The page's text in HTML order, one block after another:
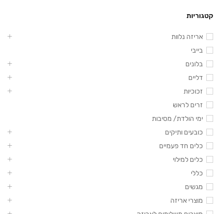
קטגוריות
אריזה נלוות
בייבי
בלונים
דליים
זכוכיות
זרים לראש
ימי הולדת/ מסיבות
כובעים ותיקים
כלים חד פעמיים
כלים למילוי
כללי
מגשים
מוצרי אריזה